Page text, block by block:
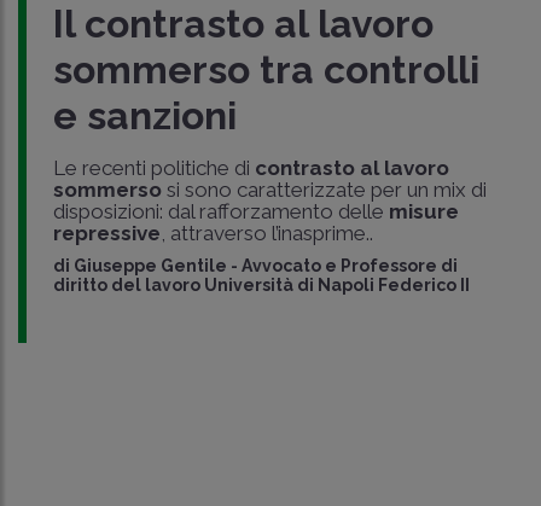
Il contrasto al lavoro
sommerso tra controlli
e sanzioni
Le recenti politiche di contrasto al lavoro
sommersosi sono caratterizzate per un mix di
disposizioni: dal rafforzamento delle misure
repressive, attraverso l’inasprime..
di Giuseppe Gentile - Avvocato e Professore di
diritto del lavoro Università di Napoli Federico II